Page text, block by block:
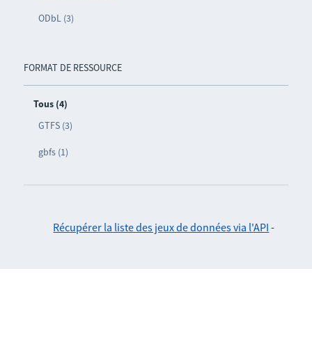
ODbL (3)
FORMAT DE RESSOURCE
Tous (4)
GTFS (3)
gbfs (1)
Récupérer la liste des jeux de données via l'API -